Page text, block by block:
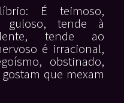
É teimoso,
guloso, tende à
tende ao
é irracional,
obstinado,
que mexam